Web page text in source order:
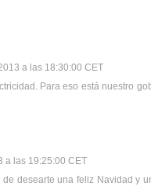
a las 18:30:00 CET
Para eso está nuestro
a las 19:25:00 CET
desearte una feliz Navidad y